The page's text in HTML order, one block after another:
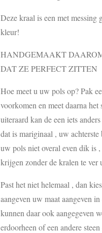
Deze kraal is een met
kleur!
HANDGEMAAKT
DAT ZE PERFECT ZITTEN
Hoe meet u uw pols op? Pak
voorkomen en meet daarna
uiteraard kan de een iets
dat is mariginaal , uw
uw pols niet overal even dik is
krijgen zonder de kralen te ver
Past het niet helemaal , dan
aangeven uw maat aangeven
kunnen daar ook aangegeven
erdoorheen of een andere